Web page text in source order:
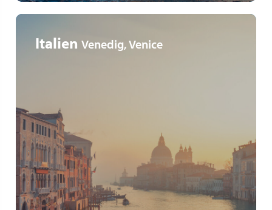
Italien Venedig, Venice
Viva All-Inclusive
Viva Boutique-Schiff